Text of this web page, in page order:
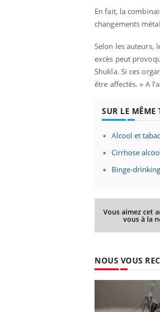
En fait, la
changements
Selon les auteurs,
excès peut
Shukla. Si ces
être affectés. » A
SUR LE MÊME
Alcool et
Cirrhose
Binge-
Vous aimez cet
vous à la
NOUS VOUS